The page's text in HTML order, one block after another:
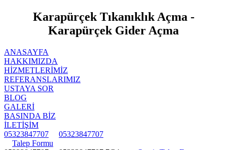
Karapürçek Tıkanıklık Açma -
Karapürçek Gider Açma
ANASAYFA
HAKKIMIZDA
HIZMETLERIMIZ
REFERANSLARIMIZ
USTAYA SOR
BLOG
GALERİ
BASINDA BİZ
İLETİŞİM
05323847707
05323847707
Talep Formu